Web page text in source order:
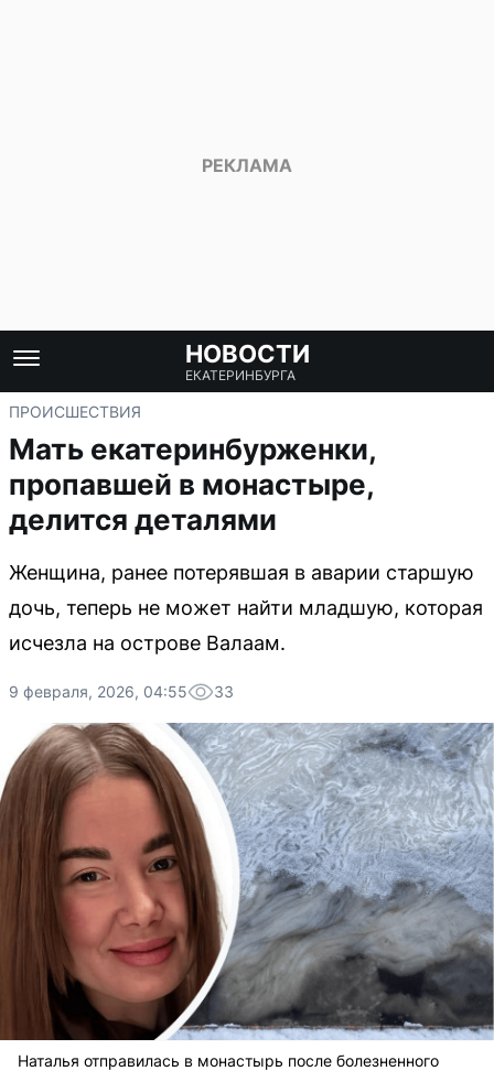
НОВОСТИ
ЕКАТЕРИНБУРГА
ПРОИСШЕСТВИЯ
Мать екатеринбурженки,
пропавшей в монастыре,
делится деталями
Женщина, ранее потерявшая в аварии старшую
дочь, теперь не может найти младшую, которая
исчезла на острове Валаам.
9 февраля, 2026, 04:55 33
Наталья отправилась в монастырь после болезненного